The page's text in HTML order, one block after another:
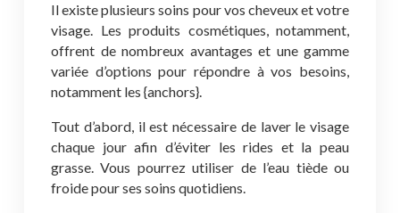
Il existe plusieurs soins pour vos cheveux et votre
visage. Les produits cosmétiques, notamment,
offrent de nombreux avantages et une gamme
variée d’options pour répondre à vos besoins,
notamment les {anchors}.
Tout d’abord, il est nécessaire de laver le visage
chaque jour afin d’éviter les rides et la peau
grasse. Vous pourrez utiliser de l’eau tiède ou
froide pour ses soins quotidiens.